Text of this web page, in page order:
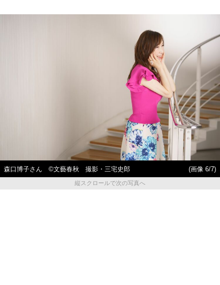
森口博子さん ©文藝春秋 撮影・三宅史郎
(画像 6/7)
縦スクロールで次の写真へ